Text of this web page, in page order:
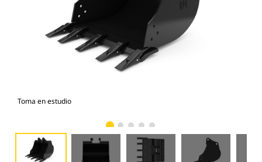
Toma en estudio